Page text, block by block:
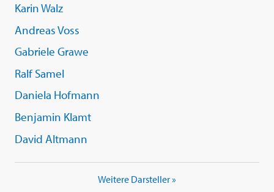
Karin Walz
Andreas Voss
Gabriele Grawe
Ralf Samel
Daniela Hofmann
Benjamin Klamt
David Altmann
Weitere Darsteller »